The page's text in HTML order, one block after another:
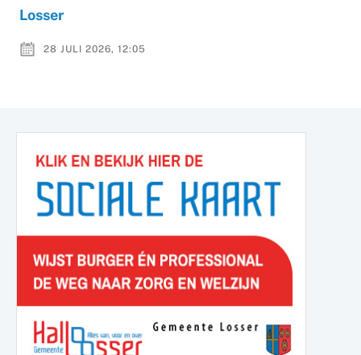
Losser
28 JULI 2026, 12:05